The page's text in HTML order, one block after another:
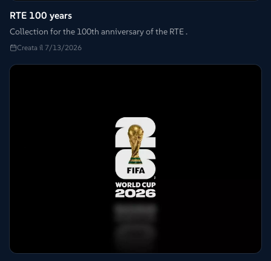
RTE 100 years
Collection for the 100th anniversary of the RTE .
Creata il 7/13/2026